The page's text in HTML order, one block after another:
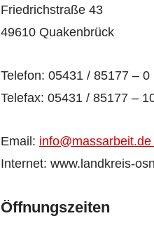
Friedrichstraße 43
49610 Quakenbrück
Telefon: 05431 / 85177 – 0
Telefax: 05431 / 85177 –
Email: info@massarbeit.de
Internet: www.landkreis-
Öffnungszeiten